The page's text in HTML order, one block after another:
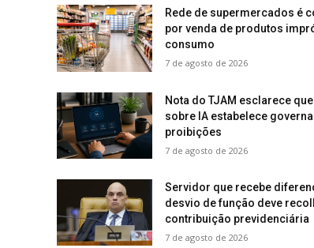
Rede de supermercados é
por venda de produtos
consumo
7 de agosto de 2026
Nota do TJAM esclarece
sobre IA estabelece
proibições
7 de agosto de 2026
Servidor que recebe
desvio de função deve
contribuição previdenciária
7 de agosto de 2026